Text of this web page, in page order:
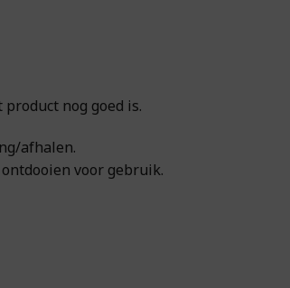
nog goed is.
afhalen.
voor gebruik.